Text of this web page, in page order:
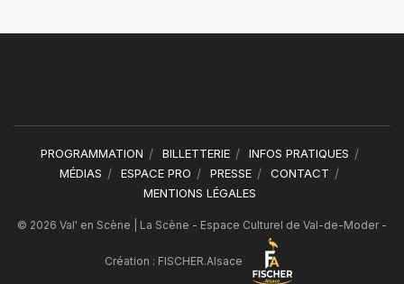
PROGRAMMATION BILLETTERIE
INFOS PRATIQUES
MÉDIAS
ESPACE PRO PRESSE
CONTACT
MENTIONS LÉGALES
© 2026 Val' en Scène | La Scène - Espace Culturel de Val-de-Moder -
Création : FISCHER.Alsace